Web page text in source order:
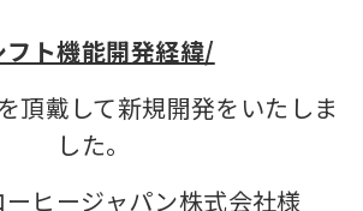
ト機能開発経緯/
頂戴して新規開発をいたしま
した。
ーヒージャパン株式会社様